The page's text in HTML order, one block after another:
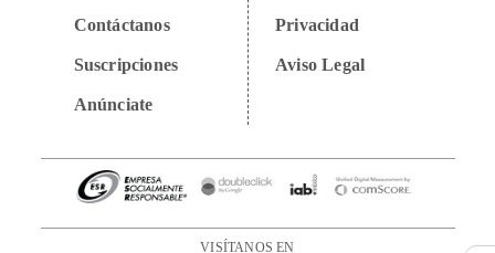
Contáctanos
Suscripciones
Anúnciate
Privacidad
Aviso Legal
VISÍTANOS EN